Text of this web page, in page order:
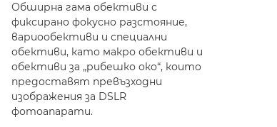
Обширна гама обективи с
фиксирано фокусно разстояние,
вариообективи и специални
обективи, като макро обективи и
обективи за „рибешко око“, които
предоставят превъзходни
изображения за DSLR
фотоапарати.